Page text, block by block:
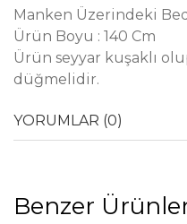
Manken Üzerindeki
Ürün Boyu : 140 Cm
Ürün seyyar kuşaklı
düğmelidir.
YORUMLAR (0)
Benzer